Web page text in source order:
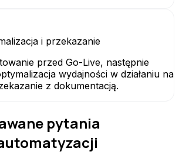
i przekazanie
przed Go-Live, następnie
wydajności w działaniu na
z dokumentacją.
pytania